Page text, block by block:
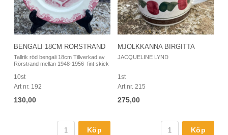
BENGALI 18CM RÖRSTRAND
Tallrik röd bengali 18cm Tillverkad av
Rörstrand mellan 1948-1956 fint skick
10st
Art nr. 192
130,00
Köp
MJÖLKKANNA BIRGITTA
JACQUELINE LYND
1st
Art nr. 215
275,00
Köp